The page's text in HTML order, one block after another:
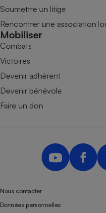
Soumettre un litige
Rencontrer une association
Mobiliser
Combats
Victoires
Devenir adhérent
Devenir bénévole
Faire un don
Nous contacter
Données personnelles